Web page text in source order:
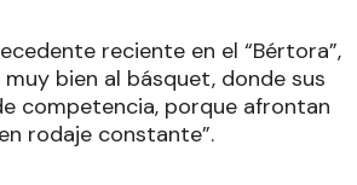
reciente en el “Bértora”,
bien al básquet, donde sus
competencia, porque afrontan
rodaje constante”.